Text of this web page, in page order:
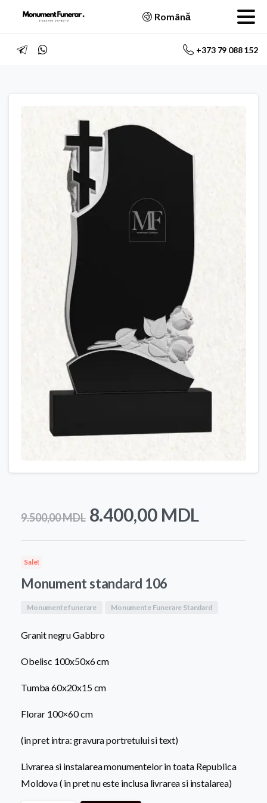
Română
+373 79 088 152
9.500,00MDL Prețul
inițial
fost:
9.500,00 MDL.
8.400,00 MDL
curent
Sale!
Monument standard 106
Monumente funerare Monumente Funerare Standard
Granit negru Gabbro
Obelisc 100x50x6 cm
Tumba 60x20x15 cm
Florar 100×60 cm
(in pret intra: gravura portretului si text)
Livrarea si instalarea monumentelor in toata Republica
Moldova ( in pret nu este inclusa livrarea si instalarea)